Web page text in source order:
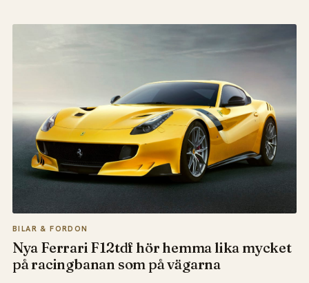
BILAR & FORDON
Nya Ferrari F12tdf hör hemma lika mycket
på racingbanan som på vägarna